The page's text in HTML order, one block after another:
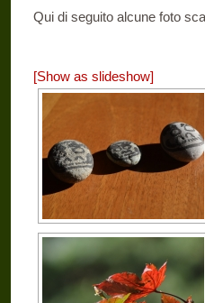
Qui di seguito alcune foto
[Show as slideshow]